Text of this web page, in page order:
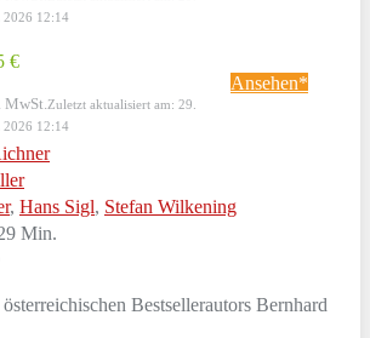
2026 12:14
€
Zuletzt aktualisiert am: 29.
2026 12:14
Ansehen*
, Hans Sigl, Stefan Wilkening
Min.
Bestsellerautors Bernhard